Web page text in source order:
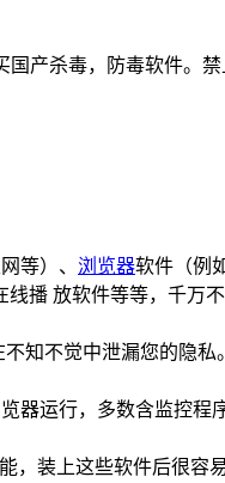
产杀毒，防毒软件。
等）、 浏览器软件（例
播 放软件等等，千万
知不觉中泄漏您的隐
器运行，多数含监控
，装上这些软件后很容易